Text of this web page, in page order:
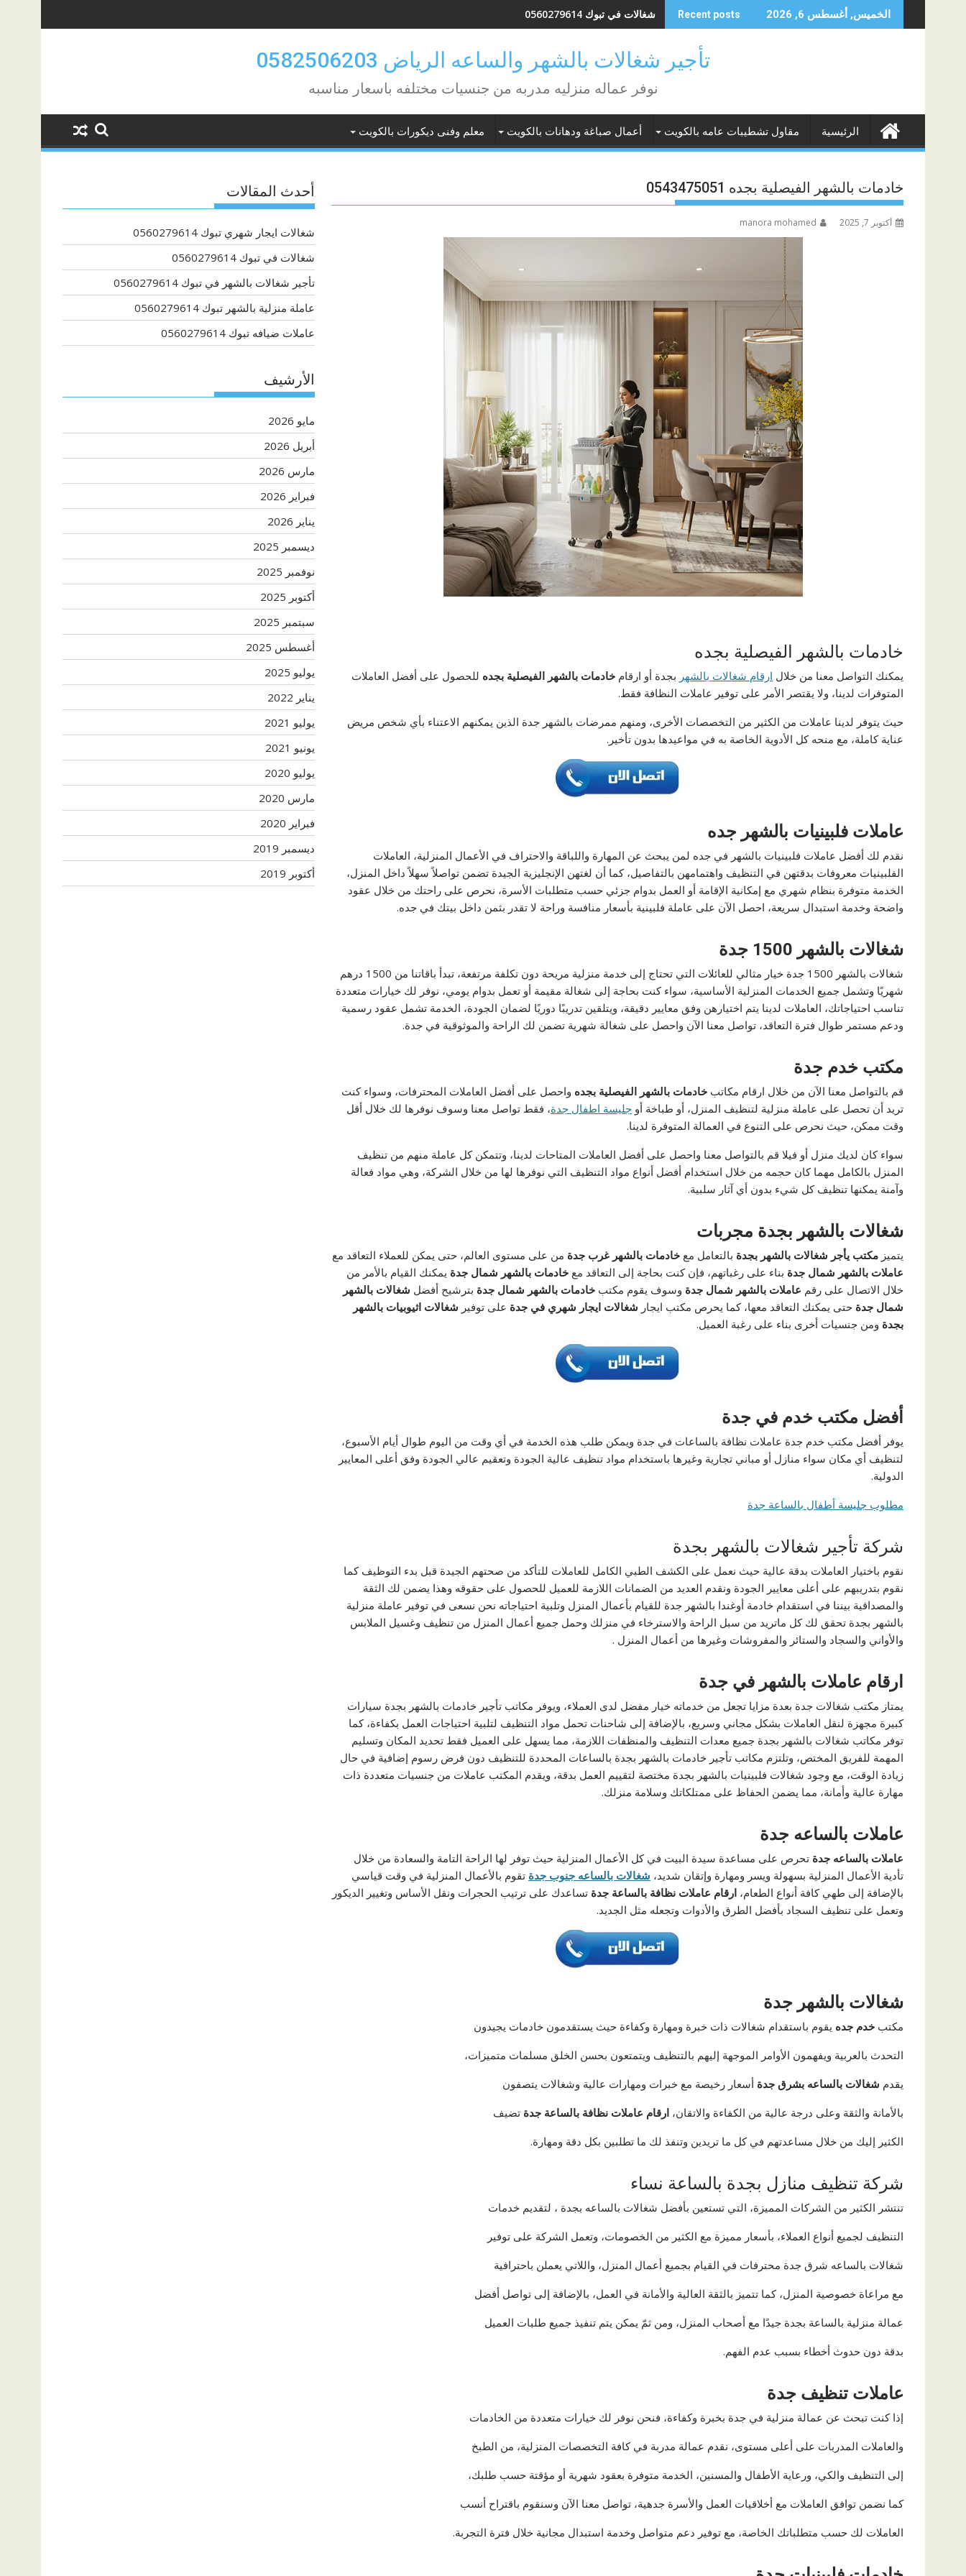
to
الخميس, أغسطس 6, 2026 Recent posts شغالات في تبوك 0560279614
تأجير شغالات بالشهر والساعه الرياض 0582506203
نوفر عماله منزليه مدربه من جنسيات مختلفه باسعار مناسبه
الرئيسية مقاول تشطيبات عامه بالكويت أعمال صباغة ودهانات بالكويت معلم وفنى ديكورات بالكويت
خادمات بالشهر الفيصلية بجده 0543475051
أكتوبر 7, 2025 manora mohamed
خادمات بالشهر الفيصلية بجده
يمكنك التواصل معنا من خلال ارقام شغالات بالشهر بجدة أو ارقام خادمات بالشهر الفيصلية بجده للحصول على أفضل العاملات
المتوفرات لدينا، ولا يقتصر الأمر على توفير عاملات النظافة فقط.
حيث يتوفر لدينا عاملات من الكثير من التخصصات الأخرى، ومنهم ممرضات بالشهر جدة الذين يمكنهم الاعتناء بأي شخص مريض
عناية كاملة، مع منحه كل الأدوية الخاصة به في مواعيدها بدون تأخير.
عاملات فلبينيات بالشهر جده
نقدم لك أفضل عاملات فلبينيات بالشهر في جده لمن يبحث عن المهارة واللباقة والاحتراف في الأعمال المنزلية، العاملات
الفلبينيات معروفات بدقتهن في التنظيف واهتمامهن بالتفاصيل، كما أن لغتهن الإنجليزية الجيدة تضمن تواصلاً سهلاً داخل المنزل،
الخدمة متوفرة بنظام شهري مع إمكانية الإقامة أو العمل بدوام جزئي حسب متطلبات الأسرة، نحرص على راحتك من خلال عقود
واضحة وخدمة استبدال سريعة، احصل الآن على عاملة فلبينية بأسعار منافسة وراحة لا تقدر بثمن داخل بيتك في جده.
شغالات بالشهر 1500 جدة
شغالات بالشهر 1500 جدة خيار مثالي للعائلات التي تحتاج إلى خدمة منزلية مريحة دون تكلفة مرتفعة، تبدأ باقاتنا من 1500 درهم
شهريًا وتشمل جميع الخدمات المنزلية الأساسية، سواء كنت بحاجة إلى شغالة مقيمة أو تعمل بدوام يومي، نوفر لك خيارات متعددة
تناسب احتياجاتك، العاملات لدينا يتم اختيارهن وفق معايير دقيقة، ويتلقين تدريبًا دوريًا لضمان الجودة، الخدمة تشمل عقود رسمية
ودعم مستمر طوال فترة التعاقد، تواصل معنا الآن واحصل على شغالة شهرية تضمن لك الراحة والموثوقية في جدة.
مكتب خدم جدة
قم بالتواصل معنا الآن من خلال ارقام مكاتب خادمات بالشهر الفيصلية بجده واحصل على أفضل العاملات المحترفات، وسواء كنت
تريد أن تحصل على عاملة منزلية لتنظيف المنزل، أو طباخة أو جليسة اطفال جدة، فقط تواصل معنا وسوف نوفرها لك خلال أقل
وقت ممكن، حيث نحرص على التنوع في العمالة المتوفرة لدينا.
سواء كان لديك منزل أو فيلا قم بالتواصل معنا واحصل على أفضل العاملات المتاحات لدينا، وتتمكن كل عاملة منهم من تنظيف
المنزل بالكامل مهما كان حجمه من خلال استخدام أفضل أنواع مواد التنظيف التي نوفرها لها من خلال الشركة، وهي مواد فعالة
وآمنة يمكنها تنظيف كل شيء بدون أي آثار سلبية.
شغالات بالشهر بجدة مجربات
يتميز مكتب يأجر شغالات بالشهر بجدة بالتعامل مع خادمات بالشهر غرب جدة من على مستوى العالم، حتى يمكن للعملاء التعاقد مع
عاملات بالشهر شمال جدة بناء على رغباتهم، فإن كنت بحاجة إلى التعاقد مع خادمات بالشهر شمال جدة يمكنك القيام بالأمر من
خلال الاتصال على رقم عاملات بالشهر شمال جدة وسوف يقوم مكتب خادمات بالشهر شمال جدة بترشيح أفضل شغالات بالشهر
شمال جدة حتى يمكنك التعاقد معها، كما يحرص مكتب ايجار شغالات ايجار شهري في جدة على توفير شغالات اثيوبيات بالشهر
بجدة ومن جنسيات أخرى بناء على رغبة العميل.
أفضل مكتب خدم في جدة
يوفر أفضل مكتب خدم جدة عاملات نظافة بالساعات في جدة ويمكن طلب هذه الخدمة في أي وقت من اليوم طوال أيام الأسبوع،
لتنظيف أي مكان سواء منازل أو مباني تجارية وغيرها باستخدام مواد تنظيف عالية الجودة وتعقيم عالي الجودة وفق أعلى المعايير
الدولية.
مطلوب جليسة أطفال بالساعة جدة
شركة تأجير شغالات بالشهر بجدة
نقوم باختيار العاملات بدقة عالية حيث نعمل على الكشف الطبي الكامل للعاملات للتأكد من صحتهم الجيدة قبل بدء التوظيف كما
نقوم بتدريبهم على أعلى معايير الجودة ونقدم العديد من الضمانات اللازمة للعميل للحصول على حقوقه وهذا يضمن لك الثقة
والمصداقية بيننا في استقدام خادمة أوغندا بالشهر جدة للقيام بأعمال المنزل وتلبية احتياجاته نحن نسعى في توفير عاملة منزلية
بالشهر بجدة تحقق لك كل ماتريد من سبل الراحة والاسترخاء في منزلك وحمل جميع أعمال المنزل من تنظيف وغسيل الملابس
والأواني والسجاد والستائر والمفروشات وغيرها من أعمال المنزل .
ارقام عاملات بالشهر في جدة
يمتاز مكتب شغالات جدة بعدة مزايا تجعل من خدماته خيار مفضل لدى العملاء، ويوفر مكاتب تأجير خادمات بالشهر بجدة سيارات
كبيرة مجهزة لنقل العاملات بشكل مجاني وسريع، بالإضافة إلى شاحنات تحمل مواد التنظيف لتلبية احتياجات العمل بكفاءة، كما
توفر مكاتب شغالات بالشهر بجدة جميع معدات التنظيف والمنظفات اللازمة، مما يسهل على العميل فقط تحديد المكان وتسليم
المهمة للفريق المختص، وتلتزم مكاتب تأجير خادمات بالشهر بجدة بالساعات المحددة للتنظيف دون فرض رسوم إضافية في حال
زيادة الوقت، مع وجود شغالات فلبينيات بالشهر بجدة مختصة لتقييم العمل بدقة، ويقدم المكتب عاملات من جنسيات متعددة ذات
مهارة عالية وأمانة، مما يضمن الحفاظ على ممتلكاتك وسلامة منزلك.
عاملات بالساعه جدة
عاملات بالساعه جدة تحرص على مساعدة سيدة البيت في كل الأعمال المنزلية حيث توفر لها الراحة التامة والسعادة من خلال
تأدية الأعمال المنزلية بسهولة ويسر ومهارة وإتقان شديد، شغالات بالساعه جنوب جدة تقوم بالأعمال المنزلية في وقت قياسي
بالإضافة إلى طهي كافة أنواع الطعام، ارقام عاملات نظافة بالساعة جدة تساعدك على ترتيب الحجرات ونقل الأساس وتغيير الديكور
وتعمل على تنظيف السجاد بأفضل الطرق والأدوات وتجعله مثل الجديد.
شغالات بالشهر جدة
مكتب خدم جده يقوم باستقدام شغالات ذات خبرة ومهارة وكفاءة حيث يستقدمون خادمات يجيدون
التحدث بالعربية ويفهمون الأوامر الموجهة إليهم بالتنظيف ويتمتعون بحسن الخلق مسلمات متميزات،
يقدم شغالات بالساعه بشرق جدة أسعار رخيصة مع خبرات ومهارات عالية وشغالات يتصفون
بالأمانة والثقة وعلى درجة عالية من الكفاءة والاتقان، ارقام عاملات نظافة بالساعة جدة تضيف
الكثير إليك من خلال مساعدتهم في كل ما تريدين وتنفذ لك ما تطلبين بكل دقة ومهارة.
شركة تنظيف منازل بجدة بالساعة نساء
تنتشر الكثير من الشركات المميزة، التي تستعين بأفضل شغالات بالساعه بجدة ، لتقديم خدمات
التنظيف لجميع أنواع العملاء، بأسعار مميزة مع الكثير من الخصومات، وتعمل الشركة على توفير
شغالات بالساعه شرق جدة محترفات في القيام بجميع أعمال المنزل، واللاتي يعملن باحترافية
مع مراعاة خصوصية المنزل، كما تتميز بالثقة العالية والأمانة في العمل، بالإضافة إلى تواصل أفضل
عمالة منزلية بالساعة بجدة جيدًا مع أصحاب المنزل، ومن ثمّ يمكن يتم تنفيذ جميع طلبات العميل
بدقة دون حدوث أخطاء بسبب عدم الفهم.
عاملات تنظيف جدة
إذا كنت تبحث عن عمالة منزلية في جدة بخبرة وكفاءة، فنحن نوفر لك خيارات متعددة من الخادمات
والعاملات المدربات على أعلى مستوى، نقدم عمالة مدربة في كافة التخصصات المنزلية، من الطبخ
إلى التنظيف والكي، ورعاية الأطفال والمسنين، الخدمة متوفرة بعقود شهرية أو مؤقتة حسب طلبك،
كما نضمن توافق العاملات مع أخلاقيات العمل والأسرة جدهية، تواصل معنا الآن وسنقوم باقتراح أنسب
العاملات لك حسب متطلباتك الخاصة، مع توفير دعم متواصل وخدمة استبدال مجانية خلال فترة التجربة.
أحدث المقالات
شغالات ايجار شهري تبوك 0560279614
شغالات في تبوك 0560279614
تأجير شغالات بالشهر في تبوك 0560279614
عاملة منزلية بالشهر تبوك 0560279614
عاملات ضيافه تبوك 0560279614
الأرشيف
مايو 2026
أبريل 2026
مارس 2026
فبراير 2026
يناير 2026
ديسمبر 2025
نوفمبر 2025
أكتوبر 2025
سبتمبر 2025
أغسطس 2025
يوليو 2025
يناير 2022
يوليو 2021
يونيو 2021
يوليو 2020
مارس 2020
فبراير 2020
ديسمبر 2019
أكتوبر 2019